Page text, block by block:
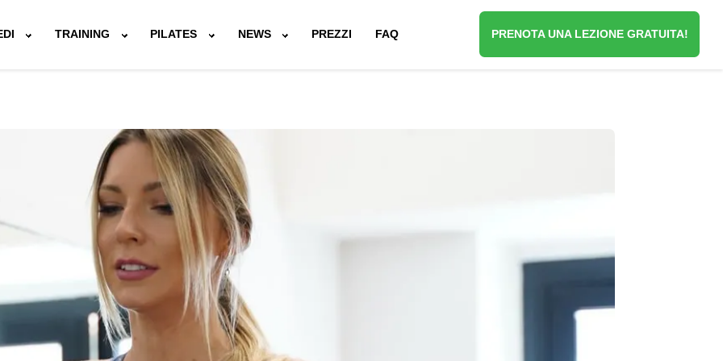
TRAINING PILATES NEWS PREZZI FAQ PRENOTA UNA LEZIONE GRATUITA!